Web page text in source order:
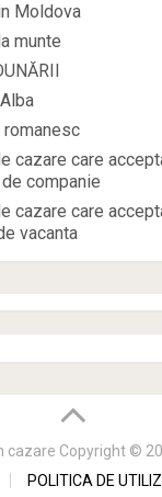
Moldova
munte
romanesc
cazare care
companie
cazare care
vacanta
cazare Copyright ©
POLITICA DE